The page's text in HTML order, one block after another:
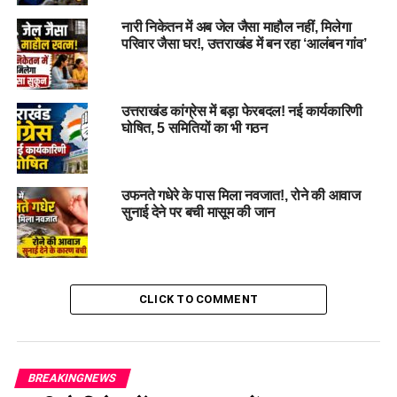
चिकित्सा शिक्षा नियमावली में बदलाव:
विभाग की नियमावली में सीएस और डीएस तकनीशियन को ओटी में
डिग्री या डिप्लोमा होने पर चयन का अवसर दिया जाएगा।
औषधि नियंत्रण विभाग में नया पद:
सृजित करने को भी मंजूरी दी गई।
#CabinetMeeting, #
Proposals, #PublicBenefit, #EconomicDevelopment,
RELATED TOPICS:
नारी निकेतन में अब जेल जैसा माहौल नहीं, मिलेगा
परिवार जैसा घर!, उत्तराखंड में बन रहा ‘आलंबन गांव’
उत्तराखंड कांग्रेस में बड़ा फेरबदल! नई कार्यकारिणी
घोषित, 5 समितियों का भी गठन
उफनते गधेरे के पास मिला नवजात!, रोने की आवाज
सुनाई देने पर बची मासूम की जान
CLICK TO COMMENT
BREAKINGNEWS